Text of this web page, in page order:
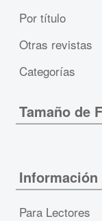
Por título
Otras revistas
Categorías
Tamaño de
Información
Para Lectores